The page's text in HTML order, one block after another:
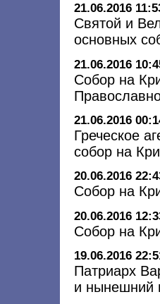
21.06.2016
Святой и
основных
21.06.2016
Собор на
21.06.2016
Греческое
cобор на
20.06.2016
Собор на
20.06.2016
Собор на
19.06.2016
Патриарх
и нынешний